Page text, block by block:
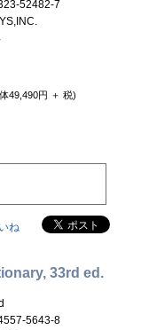
52482-7
49,490円 ＋ 税)
ね
33rd ed.
5643-8